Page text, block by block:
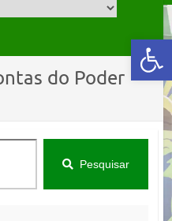
Abrir a barra de ferramentas
do Poder
Pesquisar